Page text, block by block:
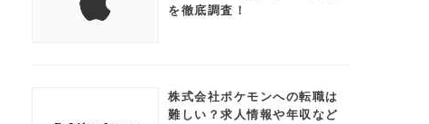
を徹底調査！
株式会社ポケモンへの転職は
難しい？求人情報や年収など